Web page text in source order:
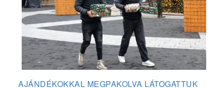
AJÁNDÉKOKKAL MEGPAKOLVA LÁTOGATTUK